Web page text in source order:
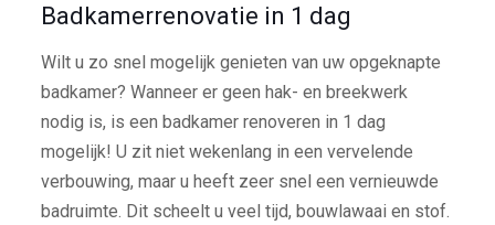
Badkamerrenovatie in 1 dag
Wilt u zo snel mogelijk genieten van uw opgeknapte
badkamer? Wanneer er geen hak- en breekwerk
nodig is, is een badkamer renoveren in 1 dag
mogelijk! U zit niet wekenlang in een vervelende
verbouwing, maar u heeft zeer snel een vernieuwde
badruimte. Dit scheelt u veel tijd, bouwlawaai en stof.